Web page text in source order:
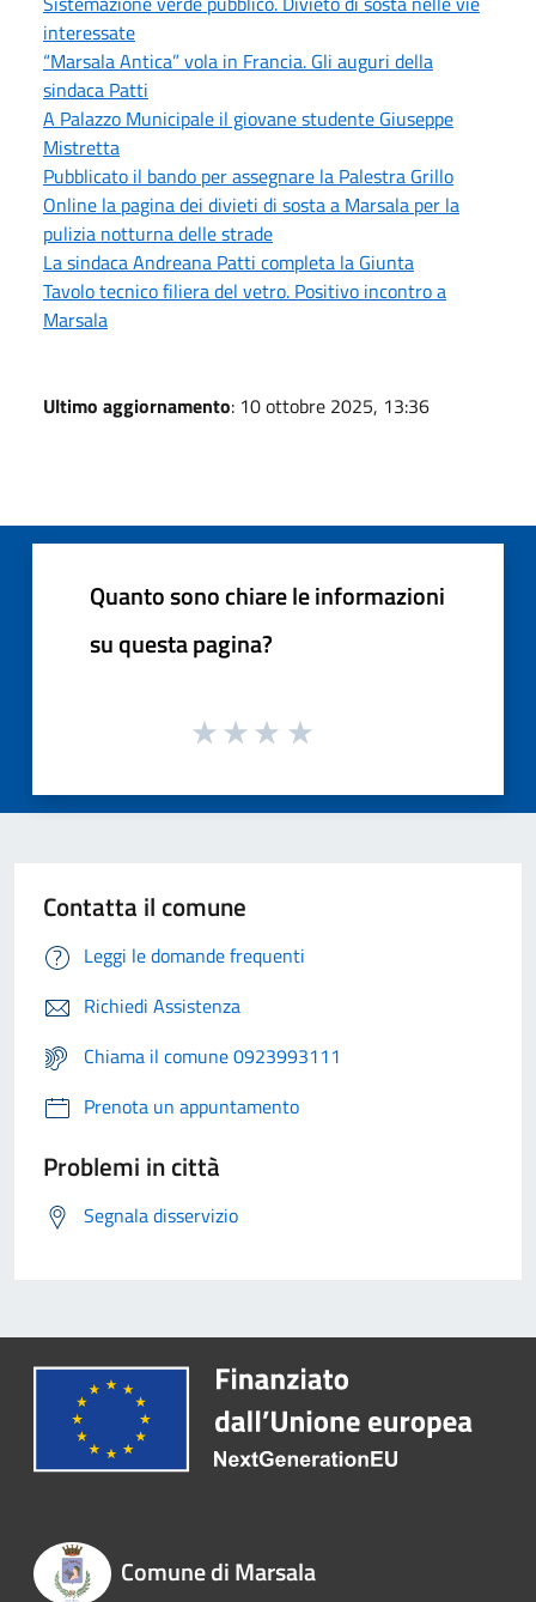
interessate
“Marsala Antica” vola in Francia. Gli auguri della
sindaca Patti
A Palazzo Municipale il giovane studente Giuseppe
Mistretta
Pubblicato il bando per assegnare la Palestra Grillo
Online la pagina dei divieti di sosta a Marsala per la
pulizia notturna delle strade
La sindaca Andreana Patti completa la Giunta
Tavolo tecnico filiera del vetro. Positivo incontro a
Marsala
Ultimo aggiornamento: 10 ottobre 2025, 13:36
Quanto sono chiare le informazioni
su questa pagina?
Contatta il comune
Leggi le domande frequenti
Richiedi Assistenza
Chiama il comune 0923993111
Prenota un appuntamento
Problemi in città
Segnala disservizio
Comune di Marsala